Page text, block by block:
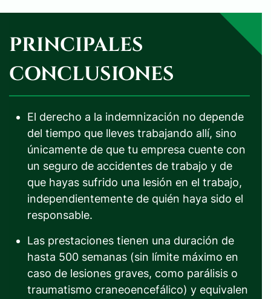
PRINCIPALES
CONCLUSIONES
El derecho a la indemnización no depende
del tiempo que lleves trabajando allí, sino
únicamente de que tu empresa cuente con
un seguro de accidentes de trabajo y de
que hayas sufrido una lesión en el trabajo,
independientemente de quién haya sido el
responsable.
Las prestaciones tienen una duración de
hasta 500 semanas (sin límite máximo en
caso de lesiones graves, como parálisis o
traumatismo craneoencefálico) y equivalen